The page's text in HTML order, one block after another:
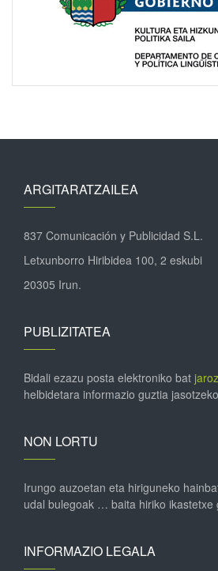
ARGITARATZAILEA
837 Comunicación y Publicidad S.L.
Letxunborro Hiribidea 100, 2 eskubi
20305 Irun.
PUBLIZITATEA
Bidali ezazu posta elektroniko bat
helbidetara informazio guztia
NON LORTU
Irungo auzoetan eta hiriguneko
udal bulegoak … baita hiriko ikastetxe
INFORMAZIO LEGALA